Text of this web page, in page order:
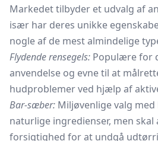
Markedet tilbyder et udvalg af
især har deres unikke
nogle af de mest almindelige
Flydende rensegels: Populære for
anvendelse og evne til at
hudproblemer ved hjælp af
Bar-sæber: Miljøvenlige valg
naturlige ingredienser, men skal
forsigtighed for at undgå